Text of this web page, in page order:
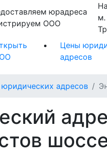
юрадреса
ООО
м.
Цены
адресов
юридических адресов